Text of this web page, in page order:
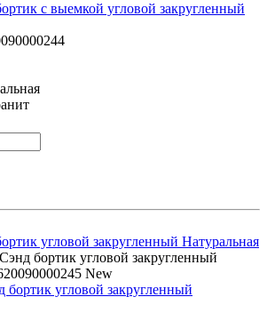
с выемкой угловой закругленный
угловой закругленный Натуральная
бортик угловой закругленный
New